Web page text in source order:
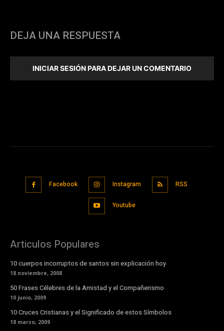
DEJA UNA RESPUESTA
INICIAR SESIÓN PARA DEJAR UN COMENTARIO
Facebook Instagram RSS
Youtube
Articulos Populares
10 cuerpos incorruptos de santos sin explicación hoy
18 noviembre, 2008
50 Frases Célebres de la Amistad y el Compañerismo
10 junio, 2009
10 Cruces Cristianas y el Significado de estos Símbolos
18 marzo, 2009